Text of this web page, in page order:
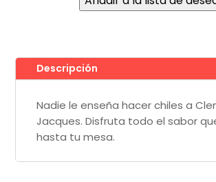
Descripción
Nadie le enseña hacer chiles a
Jacques. Disfruta todo el sabor
hasta tu mesa.